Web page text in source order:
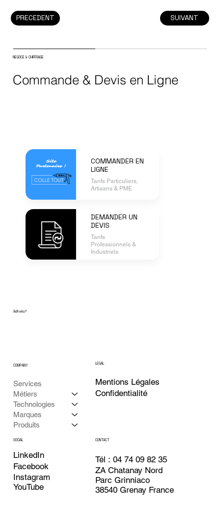
PRECEDENT SUIVANT
COMMANDER EN
LIGNE
Tarifs Particuliers,
Artisans & PME
DEMANDER UN
DEVIS
Tarifs
Professionnels &
Industriels
Commande & Devis en Ligne
NEGOCE & CHIFFRAGE
Adheko®
Services
Métiers
Technologies
Marques
Produits
COMPANY LEGAL
Confidentialité
Mentions Légales
SOCIAL
LinkedIn
Facebook
Instagram
YouTube
CONTACT
Tél : 04 74 09 82 35
ZA Chatanay Nord
Parc Grinniaco
38540 Grenay France